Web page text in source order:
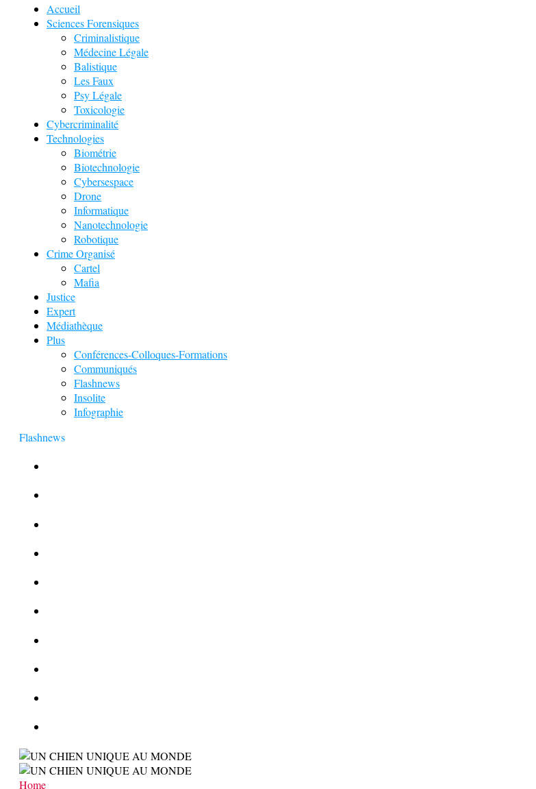
Accueil
Sciences Forensiques
Criminalistique
Médecine Légale
Balistique
Les Faux
Psy Légale
Toxicologie
Cybercriminalité
Technologies
Biométrie
Biotechnologie
Cybersespace
Drone
Informatique
Nanotechnologie
Robotique
Crime Organisé
Cartel
Mafia
Justice
Expert
Médiathèque
Plus
Conférences-Colloques-Formations
Communiqués
Flashnews
Insolite
Infographie
Flashnews
Home